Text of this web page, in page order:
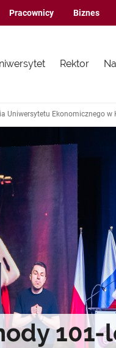
Pracownicy Biznes
Rektor
Uniwersytetu Ekonomicznego w